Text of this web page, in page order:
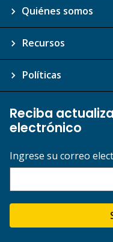
Quiénes somos
Recursos
Políticas
Reciba
electrónico
Ingrese su correo